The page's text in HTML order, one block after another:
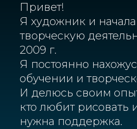
Привет!
Я художник и
творческую
2009 г.
Я постоянно
обучении и
И делюсь своим
кто любит рисовать
нужна поддержка.